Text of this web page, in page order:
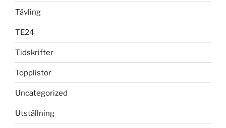
Tävling
TE24
Tidskrifter
Topplistor
Uncategorized
Utställning